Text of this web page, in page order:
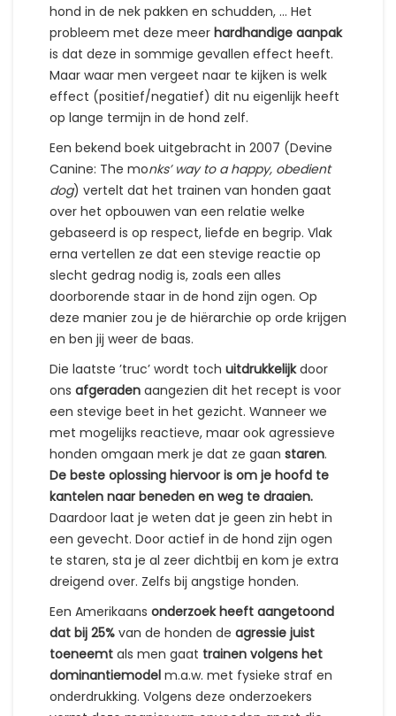
hond in de nek pakken en schudden, … Het
probleem met deze meer hardhandige aanpak
is dat deze in sommige gevallen effect heeft.
Maar waar men vergeet naar te kijken is welk
effect (positief/negatief) dit nu eigenlijk heeft
op lange termijn in de hond zelf.
Een bekend boek uitgebracht in 2007 (Devine
Canine: The monks’ way to a happy, obedient
dog) vertelt dat het trainen van honden gaat
over het opbouwen van een relatie welke
gebaseerd is op respect, liefde en begrip. Vlak
erna vertellen ze dat een stevige reactie op
slecht gedrag nodig is, zoals een alles
doorborende staar in de hond zijn ogen. Op
deze manier zou je de hiërarchie op orde krijgen
en ben jij weer de baas.
Die laatste ’truc’ wordt toch uitdrukkelijkdoor
ons afgeraden aangezien dit het recept is voor
een stevige beet in het gezicht. Wanneer we
met mogelijks reactieve, maar ook agressieve
honden omgaan merk je dat ze gaan staren.
De beste oplossing hiervoor is om je hoofd te
kantelen naar beneden en weg te draaien.
Daardoor laat je weten dat je geen zin hebt in
een gevecht. Door actief in de hond zijn ogen
te staren, sta je al zeer dichtbij en kom je extra
dreigend over. Zelfs bij angstige honden.
Een Amerikaans onderzoek heeft aangetoond
dat bij 25% van de honden de agressie juist
toeneemt als men gaat trainen volgens het
dominantiemodel m.a.w. met fysieke straf en
onderdrukking. Volgens deze onderzoekers